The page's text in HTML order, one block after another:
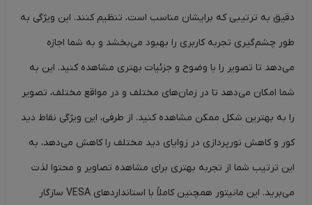
دقیق به ترتیبی که برایشان مناسب است، تنظیم کنند. این ویژگی به
طور چشم‌گیری تجربه کاربری را بهبود می‌بخشد و به شما اجازه
می‌دهد تا تصویر را با وضوح و جزئیات بهتری مشاهده کنید. این به
شما امکان می‌دهد تا در زمان‌های مختلف و در مواقع مختلف، تصویر
را به بهترین شکل ممکن مشاهده کنید. از طرفی، این ویژگی نقاط دید
کور و کاهش نورپردازی در زوایای دید مختلف را کاهش می‌دهد، به
این ترتیب شما از تجربه بهتری برای مشاهده تصاویر و محتوا لذت
می‌برید. این مانیتور همچنین کاملاً با استانداردهای VESA سازگار